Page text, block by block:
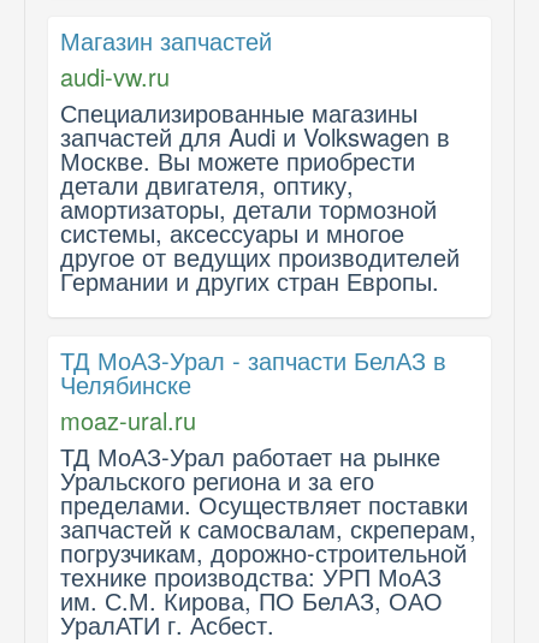
Магазин запчастей
audi-vw.ru
Специализированные магазины
запчастей для Audi и Volkswagen в
Москве. Вы можете приобрести
детали двигателя, оптику,
амортизаторы, детали тормозной
системы, аксессуары и многое
другое от ведущих производителей
Германии и других стран Европы.
ТД МоАЗ-Урал - запчасти БелАЗ в
Челябинске
moaz-ural.ru
ТД МоАЗ-Урал работает на рынке
Уральского региона и за его
пределами. Осуществляет поставки
запчастей к самосвалам, скреперам,
погрузчикам, дорожно-строительной
технике производства: УРП МоАЗ
им. С.М. Кирова, ПО БелАЗ, ОАО
УралАТИ г. Асбест.